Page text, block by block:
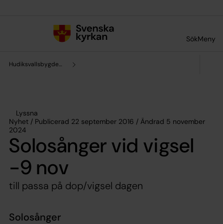
SökMeny
Hudiksvallsbygdens församling
Lyssna
Nyhet / Publicerad 22 september 2016 / Ändrad 5 november
2024
Solosånger vid vigsel
-9 nov
till passa på dop/vigsel dagen
Solosånger